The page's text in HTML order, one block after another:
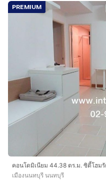
PREMIUM
เมืองนนทบุรี นนทบุรี